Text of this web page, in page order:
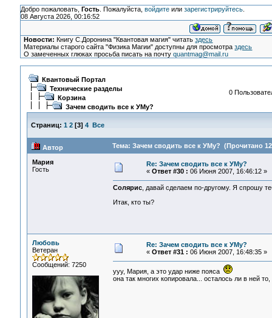
Добро пожаловать, Гость. Пожалуйста, войдитеили зарегистрируйтесь.
08 Августа 2026, 00:16:52
Новости: Книгу С.Доронина "Квантовая магия" читатьздесь
Материалы старого сайта "Физика Магии" доступны для просмотраздесь
О замеченных глюках просьба писать на почтуquantmag@mail.ru
Квантовый Портал
Технические разделы
Корзина
Зачем сводить все к УМу?
0
Страниц: 1 2[3] 4 Все
Автор Тема: Зачем сводить все к УМу? (Прочитано
Мария
Гость
Re: Зачем сводить все к УМу?
« Ответ #30 : 06 Июня 2007, 16:46:12 »
Солярис, давай сделаем по-другому. Я спрошу
Итак, кто ты?
Любовь
Ветеран
Сообщений: 7250
Re: Зачем сводить все к УМу?
« Ответ #31 : 06 Июня 2007, 16:48:35 »
ууу, Мария, а это удар ниже пояса
она так многих копировала... осталось ли в ней